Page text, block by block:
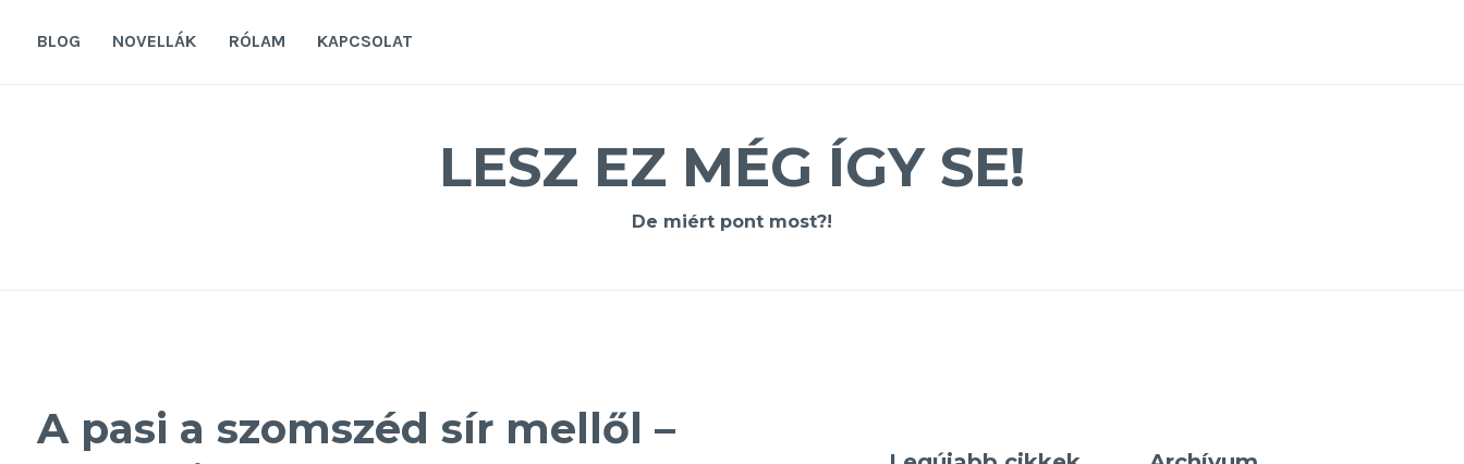
BLOG NOVELLÁK RÓLAM KAPCSOLAT
LESZ EZ MÉG ÍGY SE!
De miért pont most?!
A pasi a szomszéd sír mellől –